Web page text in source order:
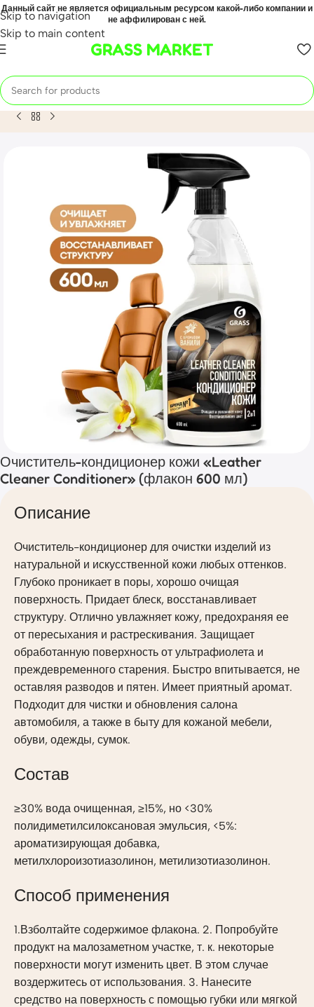
Skip to navigation
Skip to main content
Данный сайт не является официальным ресурсом какой-либо компании и
не аффилирован с ней.
GRASS MARKET
Home Mahsulot Очиститель-кондиционер кожи
Очиститель-кондиционер кожи «Leather
Cleaner Conditioner» (флакон 600 мл)
Описание
Очиститель-кондиционер для очистки изделий из
натуральной и искусственной кожи любых оттенков.
Глубоко проникает в поры, хорошо очищая
поверхность. Придает блеск, восстанавливает
структуру. Отлично увлажняет кожу, предохраняя ее
от пересыхания и растрескивания. Защищает
обработанную поверхность от ультрафиолета и
преждевременного старения. Быстро впитывается, не
оставляя разводов и пятен. Имеет приятный аромат.
Подходит для чистки и обновления салона
автомобиля, а также в быту для кожаной мебели,
обуви, одежды, сумок.
Состав
≥30% вода очищенная, ≥15%, но <30%
полидиметилсилоксановая эмульсия, <5%:
ароматизирующая добавка,
метилхлороизотиазолинон, метилизотиазолинон.
Способ применения
1.Взболтайте содержимое флакона. 2. Попробуйте
продукт на малозаметном участке, т. к. некоторые
поверхности могут изменить цвет. В этом случае
воздержитесь от использования. 3. Нанесите
средство на поверхность с помощью губки или мягкой